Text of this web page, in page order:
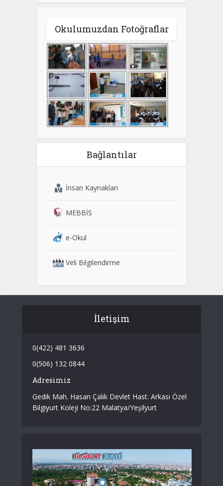
Okulumuzdan Fotoğraflar
Bağlantılar
İnsan Kaynakları
MEBBİS
e-Okul
Veli Bilgilendirme
İletişim
0(422) 481 3636
0(506) 132 0844
Adresimiz
Gedik Mah. Hasan Çalık Devlet Hast. Arkası Özel
Bilgiyurt Koleji No:22 Malatya/Yeşilyurt